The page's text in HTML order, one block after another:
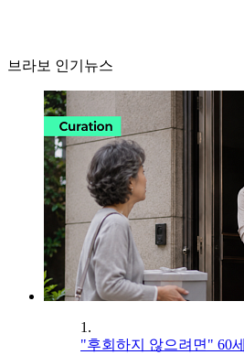
브라보 인기뉴스
1.
"후회하지 않으려면" 60